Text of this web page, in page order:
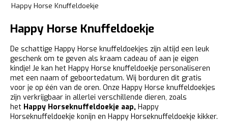
Happy Horse Knuffeldoekje
Happy Horse Knuffeldoekje
De schattige Happy Horse knuffeldoekjes zijn altijd een leuk
geschenk om te geven als kraam cadeau of aan je eigen
kindje! Je kan het Happy Horse knuffeldoekje personaliseren
met een naam of geboortedatum. Wij borduren dit gratis
voor je op één van de oren. Onze Happy Horse knuffeldoekjes
zijn verkrijgbaar in allerlei verschillende dieren, zoals
het Happy Horseknuffeldoekje aap, Happy
Horseknuffeldoekje konijn en Happy Horseknuffeldoekje kikker.